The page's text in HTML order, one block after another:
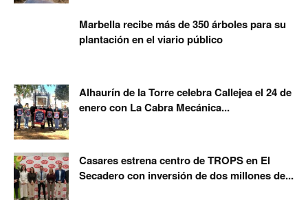
Marbella recibe más de 350 árboles para su
plantación en el viario público
Alhaurín de la Torre celebra Callejea el 24 de
enero con La Cabra Mecánica...
Casares estrena centro de TROPS en El
Secadero con inversión de dos millones de...